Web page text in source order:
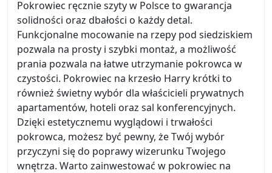
Pokrowiec ręcznie szyty w Polsce to gwarancja
solidności oraz dbałości o każdy detal.
Funkcjonalne mocowanie na rzepy pod siedziskiem
pozwala na prosty i szybki montaż, a możliwość
prania pozwala na łatwe utrzymanie pokrowca w
czystości. Pokrowiec na krzesło Harry krótki to
również świetny wybór dla właścicieli prywatnych
apartamentów, hoteli oraz sal konferencyjnych.
Dzięki estetycznemu wyglądowi i trwałości
pokrowca, możesz być pewny, że Twój wybór
przyczyni się do poprawy wizerunku Twojego
wnętrza. Warto zainwestować w pokrowiec na